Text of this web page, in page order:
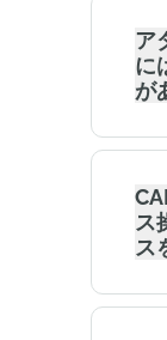
ア
に
が
ス
ス